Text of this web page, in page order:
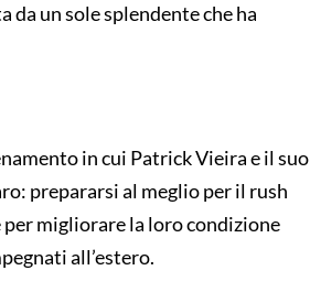
un sole splendente che ha
in cui Patrick Vieira e il suo
prepararsi al meglio per il rush
migliorare la loro condizione
all’estero.